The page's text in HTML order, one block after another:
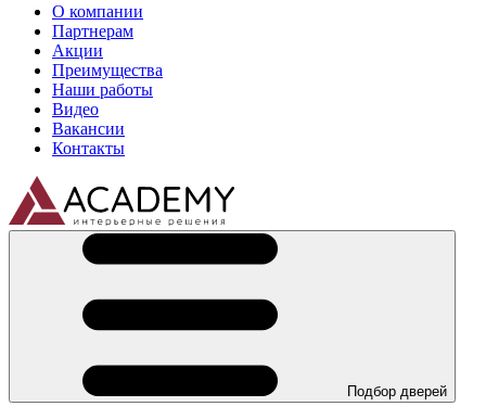
О компании
Партнерам
Акции
Преимущества
Наши работы
Видео
Вакансии
Контакты
Подбор дверей